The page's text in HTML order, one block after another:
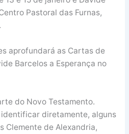
Pastoral das Furnas,
aprofundará as Cartas de
Barcelos a Esperança no
do Novo Testamento.
diretamente, alguns
Clemente de Alexandria,